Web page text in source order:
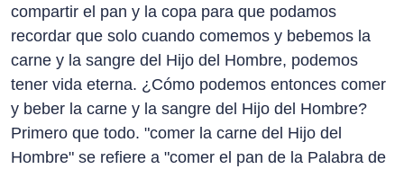
compartir el pan y la copa para que podamos
recordar que solo cuando comemos y bebemos la
carne y la sangre del Hijo del Hombre, podemos
tener vida eterna. ¿Cómo podemos entonces comer
y beber la carne y la sangre del Hijo del Hombre?
Primero que todo. "comer la carne del Hijo del
Hombre" se refiere a "comer el pan de la Palabra de